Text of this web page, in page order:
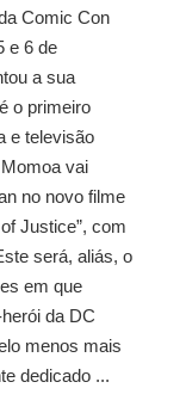
Comic Con
e 6 de
a sua
o primeiro
e televisão
vai
no novo filme
Justice”, com
será, aliás, o
em que
da DC
menos mais
dedicado ...